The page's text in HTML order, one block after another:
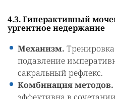
4.3. Гиперактивный
ургентное недержание
Механизм.
подавление
сакральный рефлекс.
Комбинация методов.
эффективна в